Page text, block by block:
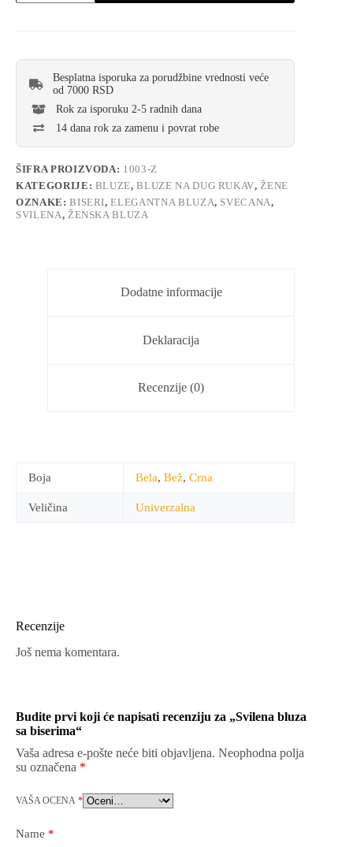
Besplatna isporuka za porudžbine vrednosti veće
od 7000 RSD
Rok za isporuku 2-5 radnih dana
14 dana rok za zamenu i povrat robe
ŠIFRA PROIZVODA: 1003-Z
KATEGORIJE: BLUZE,BLUZE NA DUG RUKAV, ŽENE
OZNAKE:BISERI,ELEGANTNA BLUZA, SVECANA,
SVILENA, ŽENSKA BLUZA
Dodatne informacije
Deklaracija
Recenzije (0)
Boja Bela, Bež, Crna
Veličina Univerzalna
Recenzije
Još nema komentara.
Budite prvi koji će napisati recenziju za „Svilena bluza
sa biserima“
Vaša adresa e-pošte neće biti objavljena. Neophodna polja
su označena *
VAŠA OCENA *
Name *